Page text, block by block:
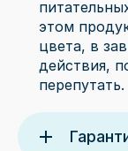
этом
цвета, в
действия,
перепутать.